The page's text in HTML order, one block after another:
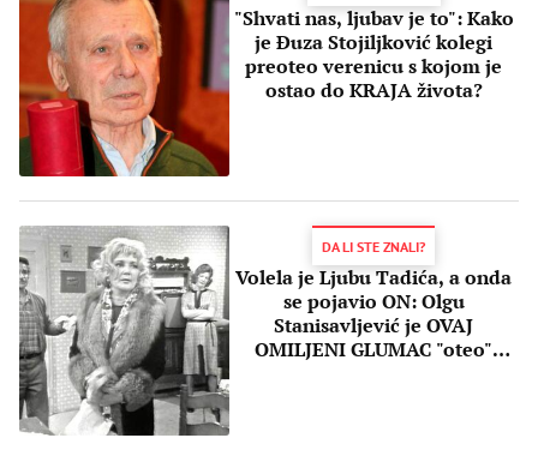
"Shvati nas, ljubav je to": Kako
je Đuza Stojiljković kolegi
preoteo verenicu s kojom je
ostao do KRAJA života?
DA LI STE ZNALI?
Volela je Ljubu Tadića, a onda
se pojavio ON: Olgu
Stanisavljević je OVAJ
OMILJENI GLUMAC "oteo"